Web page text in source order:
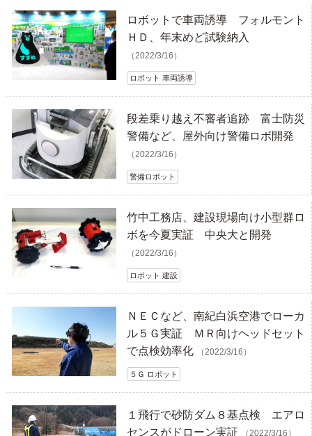
ロボットで車両誘導 フォルモント
ＨＤ、年末めど試験納入
（2022/3/16）
ロボット 車両誘導
段差乗り越え不審者追跡 富士防災
警備など、屋外向け警備ロボ開発
（2022/3/16）
警備ロボット
竹中工務店、建設現場向け小型群ロ
ボを今夏実証 中央大と開発
（2022/3/16）
ロボット 建設
ＮＥＣなど、南紀白浜空港でローカ
ル５Ｇ実証 ＭＲ向けヘッドセット
で点検効率化
（2022/3/16）
５Ｇ ロボット
１飛行で砂防ダム８基点検 エアロ
センスがドローン実証
（2022/3/16）